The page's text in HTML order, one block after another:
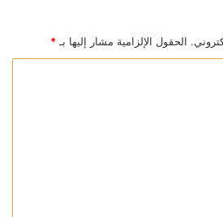
الحقول الإلزامية مشار إليها بـ *